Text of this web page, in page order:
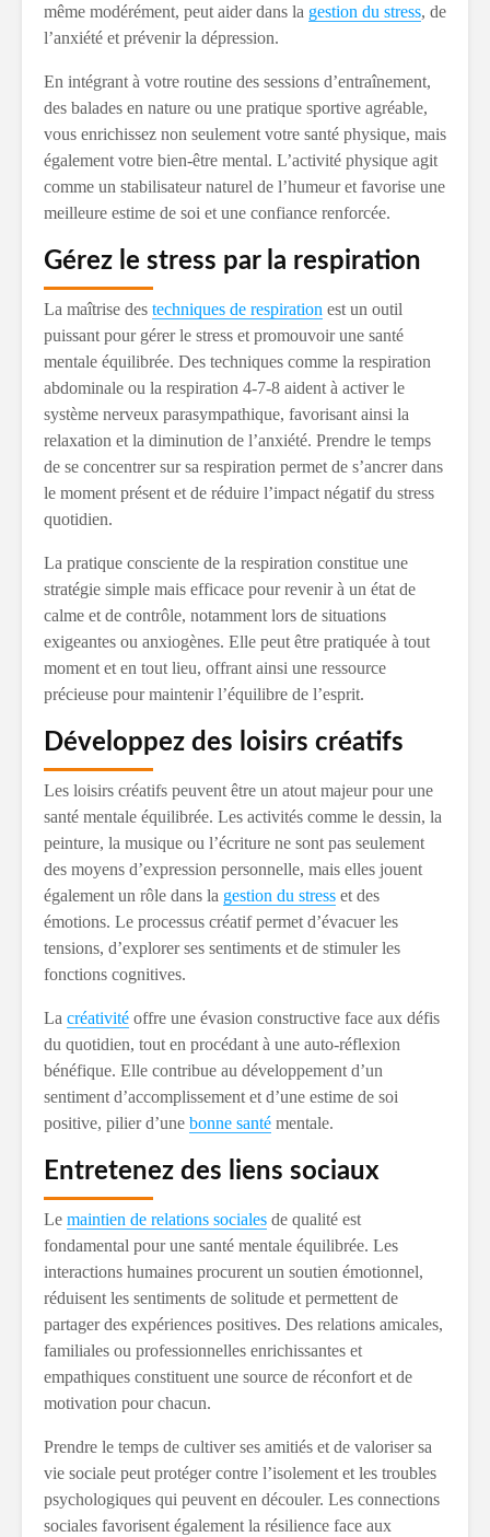
même modérément, peut aider dans la gestion du stress, de
l’anxiété et prévenir la dépression.
En intégrant à votre routine des sessions d’entraînement,
des balades en nature ou une pratique sportive agréable,
vous enrichissez non seulement votre santé physique, mais
également votre bien-être mental. L’activité physique agit
comme un stabilisateur naturel de l’humeur et favorise une
meilleure estime de soi et une confiance renforcée.
Gérez le stress par la respiration
La maîtrise des techniques de respiration est un outil
puissant pour gérer le stress et promouvoir une santé
mentale équilibrée. Des techniques comme la respiration
abdominale ou la respiration 4-7-8 aident à activer le
système nerveux parasympathique, favorisant ainsi la
relaxation et la diminution de l’anxiété. Prendre le temps
de se concentrer sur sa respiration permet de s’ancrer dans
le moment présent et de réduire l’impact négatif du stress
quotidien.
La pratique consciente de la respiration constitue une
stratégie simple mais efficace pour revenir à un état de
calme et de contrôle, notamment lors de situations
exigeantes ou anxiogènes. Elle peut être pratiquée à tout
moment et en tout lieu, offrant ainsi une ressource
précieuse pour maintenir l’équilibre de l’esprit.
Développez des loisirs créatifs
Les loisirs créatifs peuvent être un atout majeur pour une
santé mentale équilibrée. Les activités comme le dessin, la
peinture, la musique ou l’écriture ne sont pas seulement
des moyens d’expression personnelle, mais elles jouent
également un rôle dans la gestion du stress et des
émotions. Le processus créatif permet d’évacuer les
tensions, d’explorer ses sentiments et de stimuler les
fonctions cognitives.
La créativité offre une évasion constructive face aux défis
du quotidien, tout en procédant à une auto-réflexion
bénéfique. Elle contribue au développement d’un
sentiment d’accomplissement et d’une estime de soi
positive, pilier d’une bonne santé mentale.
Entretenez des liens sociaux
Le maintien de relations sociales de qualité est
fondamental pour une santé mentale équilibrée. Les
interactions humaines procurent un soutien émotionnel,
réduisent les sentiments de solitude et permettent de
partager des expériences positives. Des relations amicales,
familiales ou professionnelles enrichissantes et
empathiques constituent une source de réconfort et de
motivation pour chacun.
Prendre le temps de cultiver ses amitiés et de valoriser sa
vie sociale peut protéger contre l’isolement et les troubles
psychologiques qui peuvent en découler. Les connections
sociales favorisent également la résilience face aux